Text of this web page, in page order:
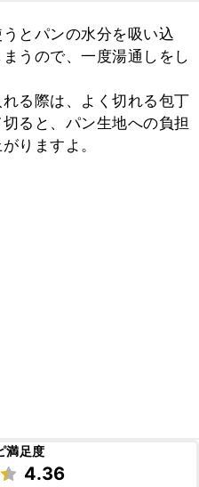
とパンの水分を吸い込
うので、一度湯通しをし
る際は、よく切れる包丁
ると、パン生地への負担
りますよ。
満足度
4.36